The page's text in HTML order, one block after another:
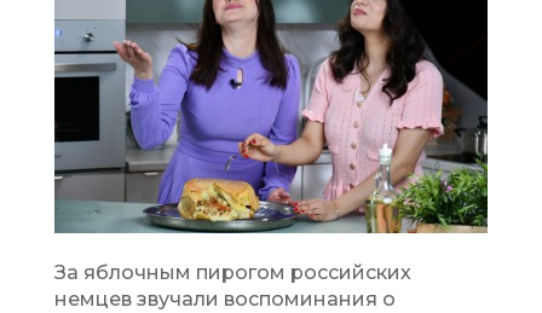
За яблочным пирогом российских
немцев звучали воспоминания о